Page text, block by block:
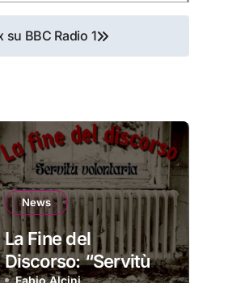
su BBC Radio 1
News
La Fine del
Discorso: “Servitù
Fabio Alcini